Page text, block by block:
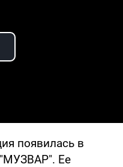
Video
появилась в
"МУЗВАР". Ее